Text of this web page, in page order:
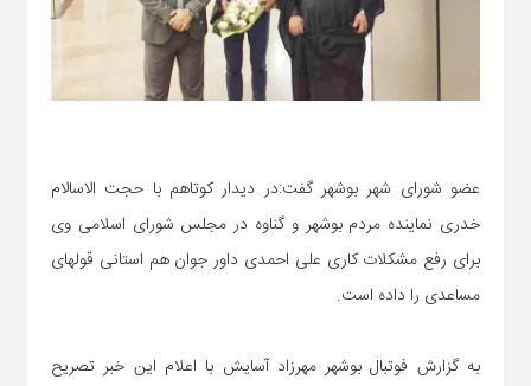
عضو شورای شهر بوشهر گفت:در دیدار کوتاهم با حجت الاسالام
خدری نماینده مردم بوشهر و گناوه در مجلس شورای اسلامی وی
برای رفع مشکلات کاری علی احمدی داور جوان هم استانی قولهای
مساعدی را داده است.
به گزارش فوتبال بوشهر مهرزاد آسایش با اعلام این خبر تصریح